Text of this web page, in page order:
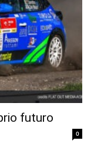
futuro
0